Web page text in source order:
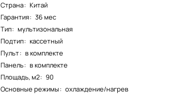
Страна: Китай
Гарантия: 36 мес
Тип: мультизональная
Подтип: кассетный
Пульт: в комплекте
Панель: в комплекте
Площадь, м2: 90
Основные режимы: охлаждение/нагрев